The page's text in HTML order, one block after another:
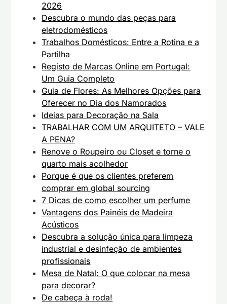
2026
Descubra o mundo das peças para
eletrodomésticos
Trabalhos Domésticos: Entre a Rotina e a
Partilha
Registo de Marcas Online em Portugal:
Um Guia Completo
Guia de Flores: As Melhores Opções para
Oferecer no Dia dos Namorados
Ideias para Decoração na Sala
TRABALHAR COM UM ARQUITETO – VALE
A PENA?
Renove o Roupeiro ou Closet e torne o
quarto mais acolhedor
Porque é que os clientes preferem
comprar em global sourcing
7 Dicas de como escolher um perfume
Vantagens dos Painéis de Madeira
Acústicos
Descubra a solução única para limpeza
industrial e desinfeção de ambientes
profissionais
Mesa de Natal: O que colocar na mesa
para decorar?
De cabeça à roda!